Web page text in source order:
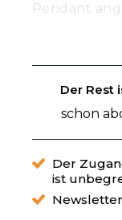
Pendant
Der Rest
schon
Der
ist